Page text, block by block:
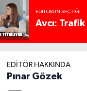
EDITÖRÜN SEÇTIĞI
Avcı:
EDITÖR HAKKINDA
Pınar Gözek